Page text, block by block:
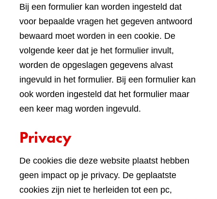
Bij een formulier kan worden ingesteld dat
voor bepaalde vragen het gegeven antwoord
bewaard moet worden in een cookie. De
volgende keer dat je het formulier invult,
worden de opgeslagen gegevens alvast
ingevuld in het formulier. Bij een formulier kan
ook worden ingesteld dat het formulier maar
een keer mag worden ingevuld.
Privacy
De cookies die deze website plaatst hebben
geen impact op je privacy. De geplaatste
cookies zijn niet te herleiden tot een pc,